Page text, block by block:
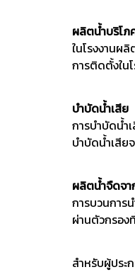
ผลิตน้ำบริโภ
ในโรงงานผ
การติดตั้งใน
บำบัดน้ำเสีย
การบำบัดน้ำ
บำบัดน้ำเสีย
ผลิตน้ำจืดจา
การบวนการ
ผ่านตัวกรอง
สำหรับผู้ประ